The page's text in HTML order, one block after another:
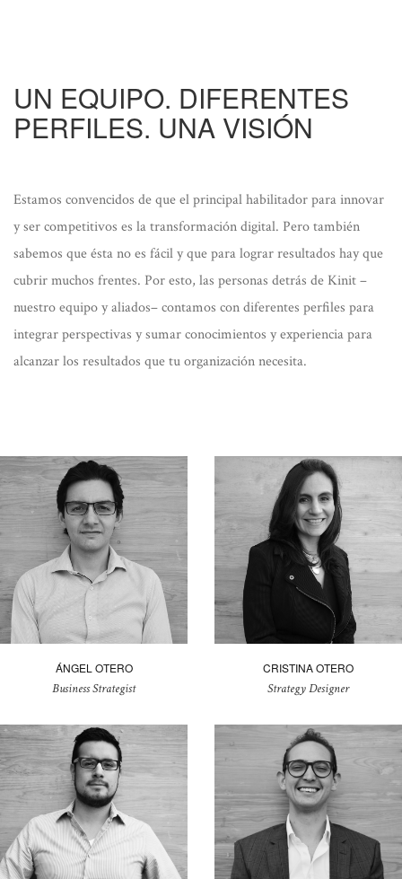
UN EQUIPO. DIFERENTES
PERFILES. UNA VISIÓN
Estamos convencidos de que el principal habilitador para innovar
y ser competitivos es la transformación digital. Pero también
sabemos que ésta no es fácil y que para lograr resultados hay que
cubrir muchos frentes. Por esto, las personas detrás de Kinit –
nuestro equipo y aliados– contamos con diferentes perfiles para
integrar perspectivas y sumar conocimientos y experiencia para
alcanzar los resultados que tu organización necesita.
ÁNGEL OTERO
Business Strategist
CRISTINA OTERO
Strategy Designer